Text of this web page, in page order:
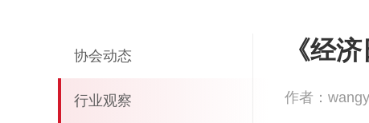
协会动态
行业观察
《经
作者：